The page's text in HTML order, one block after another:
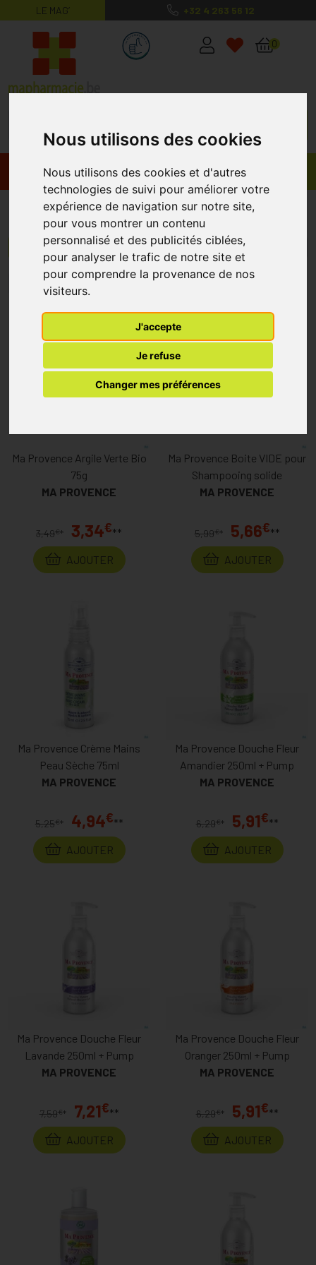
Nous utilisons des cookies
Nous utilisons des cookies et d'autres
technologies de suivi pour améliorer votre
expérience de navigation sur notre site,
pour vous montrer un contenu
personnalisé et des publicités ciblées,
pour analyser le trafic de notre site et
pour comprendre la provenance de nos
visiteurs.
J'accepte
Je refuse
Changer mes préférences
LE MAG’ +32 4 263 56 12
MaPharmacie.be ma santé, mes
0
Promos Produits
Ma Provence
Menu/Filtres
Ma Provence Argile Verte Bio
75g
MA PROVENCE
3,49€* 3,34€**
AJOUTER
Ma Provence Boite VIDE pour
Shampooing solide
MA PROVENCE
5,99€ * 5,66€**
AJOUTER
Ma Provence Crème Mains
Peau Sèche 75ml
MA PROVENCE
5,25€ * 4,94€**
AJOUTER
Ma Provence Douche Fleur
Amandier 250ml + Pump
MA PROVENCE
6,29€ * 5,91€**
AJOUTER
Ma Provence Douche Fleur
Lavande 250ml + Pump
MA PROVENCE
7,59€ * 7,21€**
AJOUTER
Ma Provence Douche Fleur
Oranger 250ml + Pump
MA PROVENCE
6,29€ * 5,91€**
AJOUTER